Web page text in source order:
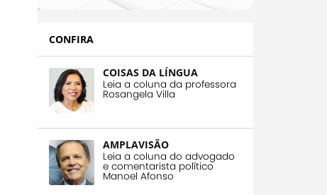
CONFIRA
COISAS DA LÍNGUA
Leia a coluna da professora
Rosangela Villa
AMPLAVISÃO
Leia a coluna do advogado
e comentarista político
Manoel Afonso